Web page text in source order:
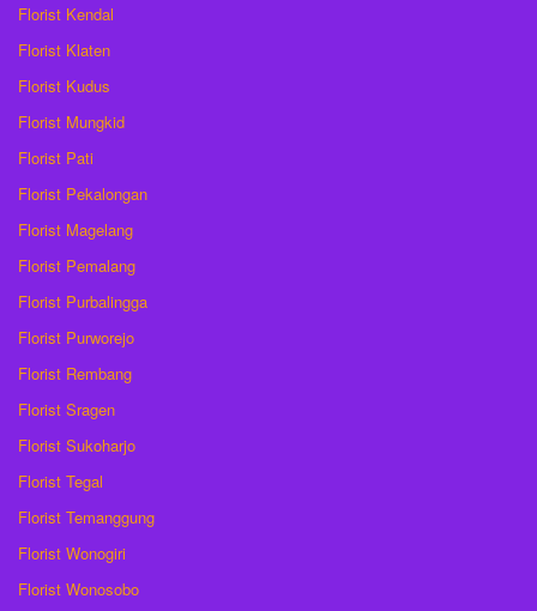
Florist Kendal
Florist Klaten
Florist Kudus
Florist Mungkid
Florist Pati
Florist Pekalongan
Florist Magelang
Florist Pemalang
Florist Purbalingga
Florist Purworejo
Florist Rembang
Florist Sragen
Florist Sukoharjo
Florist Tegal
Florist Temanggung
Florist Wonogiri
Florist Wonosobo